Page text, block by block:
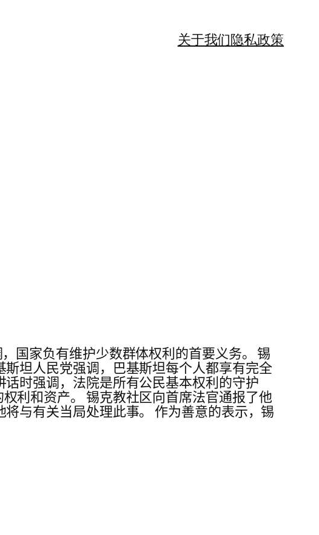
关于我们隐私政策
国家负有维护少数群体权利的首要义务。 锡
坦人民党强调，巴基斯坦每个人都享有完全
时强调，法院是所有公民基本权利的守护
利和资产。 锡克教社区向首席法官通报了他
与有关当局处理此事。 作为善意的表示，锡